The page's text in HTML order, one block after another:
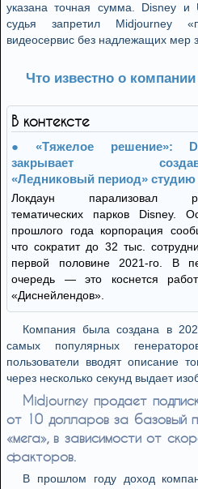
указана точная сумма. Disney и
судья запретил Midjourney
видеосервис без надлежащих мер
Что известно о
В контексте
«Тяжелое решение»:
закрывает
«Ледниковый период» студию
Локдаун парализовал
тематических парков Disney.
прошлого года корпорация
что сократит до 32 тыс.
первой половине 2021-го. В
очередь — это коснется
«Диснейлендов».
Компания была создана в
самых популярных
пользователи вводят описание
через несколько секунд выдает
Midjourney продает
от 10 долларов за базовый
«мега», в зависимости от
факторов.
В прошлом году доход